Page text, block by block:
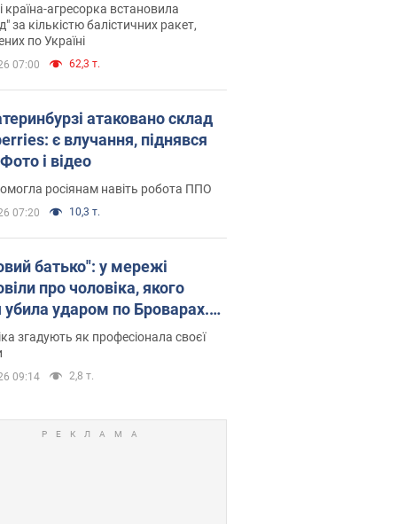
країна-агресорка встановила
за кількістю балістичних ракет,
по Україні
07:00 62,3 т.
атаковано склад
є влучання, піднявся
і відео
росіянам навіть робота ППО
07:20 10,3 т.
батько": у мережі
про чоловіка, якого
убила ударом по Броварах.
згадують як професіонала своєї
09:14 2,8 т.